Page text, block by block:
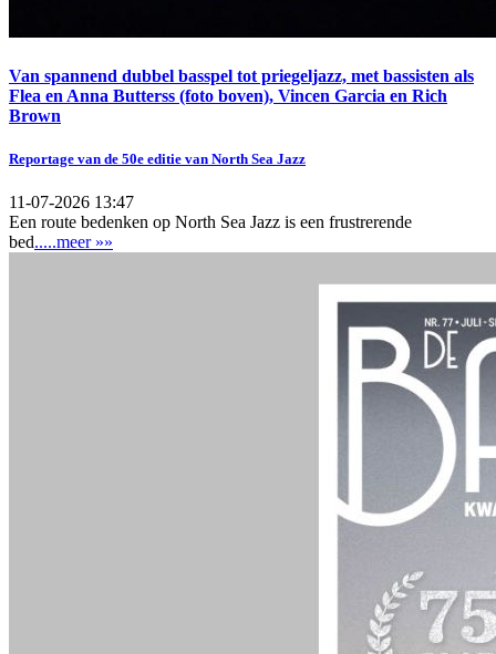
Van spannend dubbel basspel tot priegeljazz, met bassisten als
Flea en Anna Butterss (foto boven), Vincen Garcia en Rich
Brown
Reportage van de 50e editie van North Sea Jazz
11-07-2026 13:47
Een route bedenken op North Sea Jazz is een frustrerende
bed.....meer »»